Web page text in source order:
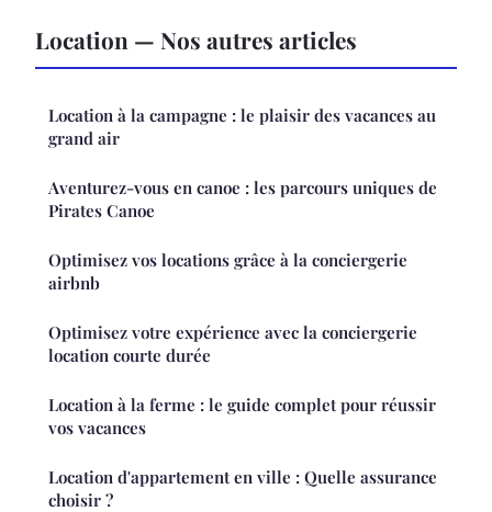
Location — Nos autres articles
Location à la campagne : le plaisir des vacances au
grand air
Aventurez-vous en canoe : les parcours uniques de
Pirates Canoe
Optimisez vos locations grâce à la conciergerie
airbnb
Optimisez votre expérience avec la conciergerie
location courte durée
Location à la ferme : le guide complet pour réussir
vos vacances
Location d'appartement en ville : Quelle assurance
choisir ?